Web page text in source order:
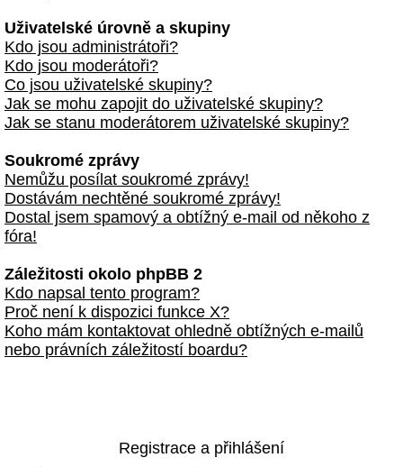
Uživatelské úrovně a skupiny
Kdo jsou administrátoři?
Kdo jsou moderátoři?
Co jsou uživatelské skupiny?
Jak se mohu zapojit do uživatelské skupiny?
Jak se stanu moderátorem uživatelské skupiny?
Soukromé zprávy
Nemůžu posílat soukromé zprávy!
Dostávám nechtěné soukromé zprávy!
Dostal jsem spamový a obtížný e-mail od někoho z
fóra!
Záležitosti okolo phpBB 2
Kdo napsal tento program?
Proč není k dispozici funkce X?
Koho mám kontaktovat ohledně obtížných e-mailů
nebo právních záležitostí boardu?
Registrace a přihlášení